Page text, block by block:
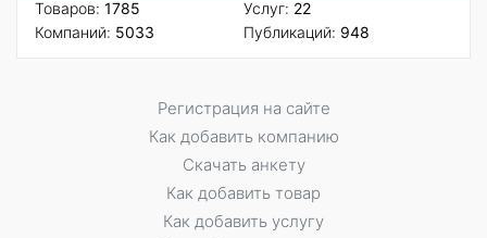
Товаров: 1785
Компаний: 5033
Услуг: 22
Публикаций: 948
Регистрация на сайте
Как добавить компанию
Скачать анкету
Как добавить товар
Как добавить услугу